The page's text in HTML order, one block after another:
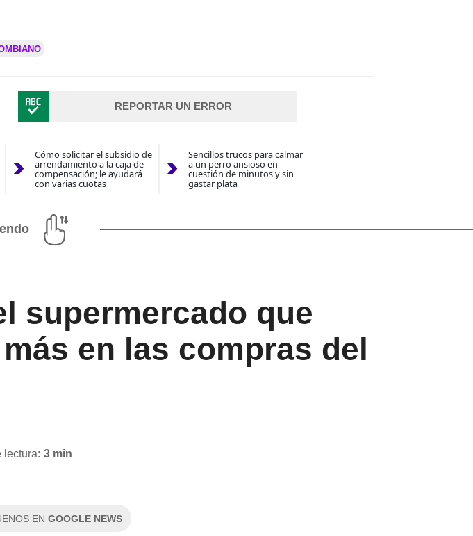
REPORTAR UN ERROR
Cómo solicitar el subsidio de
arrendamiento a la caja de
compensación; le ayudará
con varias cuotas
Sencillos trucos para calmar
a un perro ansioso en
cuestión de minutos y sin
gastar plata
supermercado que
en las compras del
lectura: 3 min
EN GOOGLE NEWS